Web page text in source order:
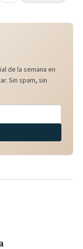
de la semana en
Sin spam, sin